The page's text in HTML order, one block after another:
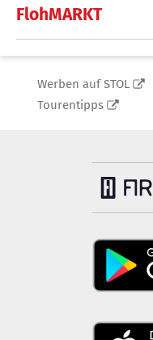
FlohMARKT
Werben auf STOL
Tourentipps